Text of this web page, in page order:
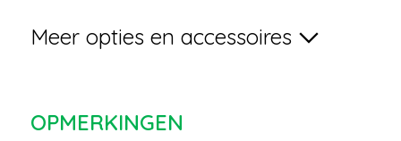
•LED dagrijverlichting
•Panoramische voorruit
Meer opties en accessoires
OPMERKINGEN